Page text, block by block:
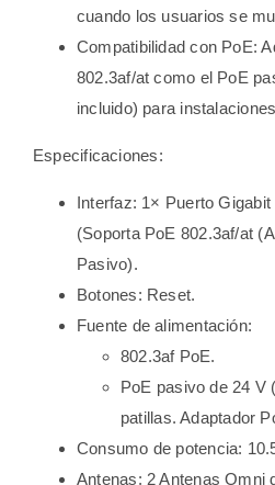
cuando los usuarios se
Compatibilidad con PoE:
802.3af/at como el PoE
incluido) para
Especificaciones:
Interfaz: 1× Puerto
(Soporta PoE 802.3af/at
Pasivo).
Botones: Reset.
Fuente de alimentación:
802.3af PoE.
PoE pasivo de 24 V
patillas. Adaptador
Consumo de potencia:
Antenas: 2 Antenas Omni